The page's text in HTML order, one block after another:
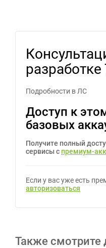
разработке
Подробности в ЛС
Доступ к
базовых
Получите полный
сервисы с премиум-
Если у вас уже есть
авторизоваться
Также смотрите